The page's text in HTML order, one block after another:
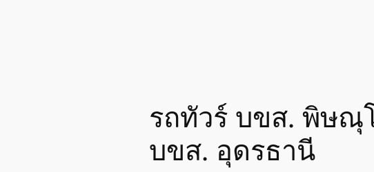
รถทัวร์ บขส. พิษณุ
บขส. อุดรธานี